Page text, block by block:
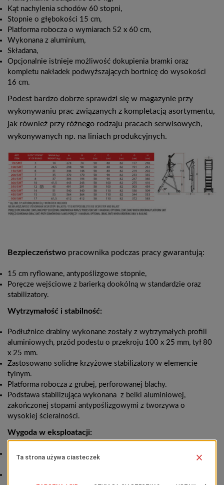
Kąt nachylenia schodów 60 stopni,
Stopnie o głębokości 15 cm,
Platforma robocza o wymiarach 52 x 60 cm,
Wykonana z aluminium,
Składana,
Opcjonalnie istnieje możliwość dokupienia bramki oraz
kompletu nakładek podwyższających bortnicę do wysokości
16 cm.
Podest bardzo dobrze sprawdzi się w magazynie przy
wykonywaniu prac związanych z kompletacją asortymentu,
jak również przy różnego rodzaju pracach serwisowych,
wykonywanych np. na liniach produkcyjnych.
Bezpieczeństwo pracownika podczas pracy gwarantują:
15 cm ryflowane, antypoślizgowe stopnie,
Poręcze wejściowe z barierką dookólną w standardzie oraz
stabilizatory.
Wytrzymałość i stabilność:
Podłużnice drabiny wykonane zostały z wytrzymałych profili
aluminiowych, przód podestu o przekroju 100 x 25 mm, tył 80
x 25 mm.
Zastosowano solidne krzyżowe stabilizatory w elemencie
tylnym.
Platforma robocza z grubej, perforowanej blachy.
Podstawa stabilizująca wykonana z belki aluminiowej,
zakończonej stopami antypoślizgowymi z tworzywa o
wysokiej ścieralności.
Wygoda w eksploatacji:
Podest łatwy w przemieszczaniu dzięki kołom o średnicy 170